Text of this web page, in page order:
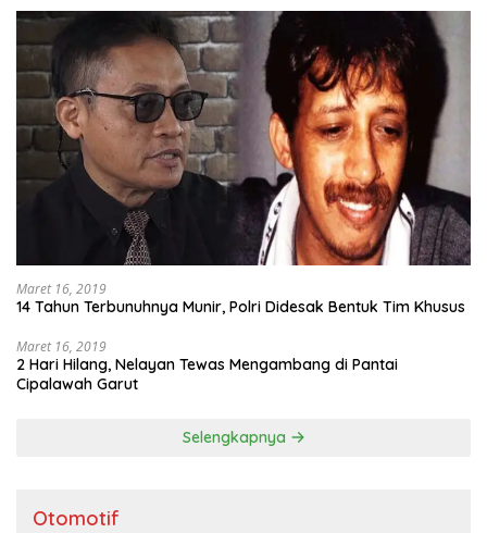
Maret 16, 2019
14 Tahun Terbunuhnya Munir, Polri Didesak Bentuk Tim Khusus
Maret 16, 2019
2 Hari Hilang, Nelayan Tewas Mengambang di Pantai
Cipalawah Garut
Selengkapnya
Otomotif